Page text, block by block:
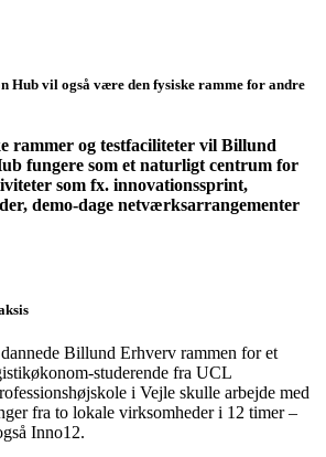
vil også være den fysiske ramme for andre
rammer og testfaciliteter vil Billund
fungere som et naturligt centrum for
som fx. innovationssprint,
demo-dage netværksarrangementer
Billund Erhverv rammen for et
studerende fra UCL
i Vejle skulle arbejde med
fra to lokale virksomheder i 12 timer –
Inno12.